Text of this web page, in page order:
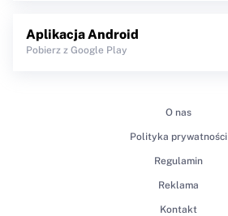
Aplikacja Android
Pobierz z Google Play
O nas
Polityka prywatności
Regulamin
Reklama
Kontakt